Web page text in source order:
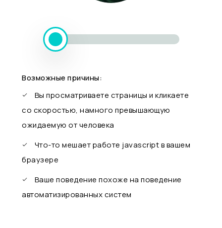
Возможные причины:
Вы просматриваете страницы и кликаете
со скоростью, намного превышающую
ожидаемую от человека
Что-то мешает работе javascript в вашем
браузере
Ваше поведение похоже на поведение
автоматизированных систем